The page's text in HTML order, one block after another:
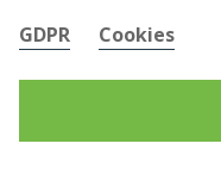
GDPR Cookies